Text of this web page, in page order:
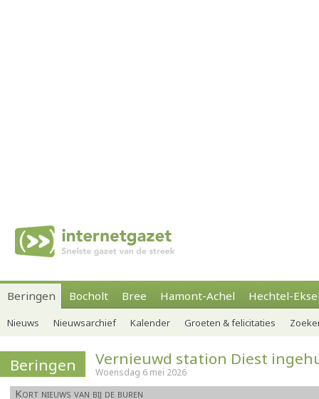
Beringen Bocholt Bree Hamont-Achel Hechtel-
Nieuws Nieuwsarchief Kalender Groeten & felicitaties
Beringen Vernieuwd station Diest
Woensdag 6 mei 2026
Kort nieuws van bij de buren